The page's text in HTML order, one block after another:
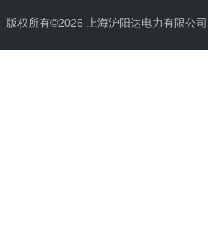
版权所有©2026 上海沪阳达电力有限公